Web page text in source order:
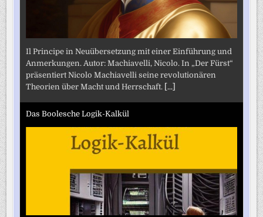
Il Principe in Neuübersetzung mit einer Einführung und
Anmerkungen. Autor: Machiavelli, Nicolo. In „Der Fürst“
präsentiert Nicolo Machiavelli seine revolutionären
Theorien über Macht und Herrschaft.
[...]
Das Boolesche Logik-Kalkül